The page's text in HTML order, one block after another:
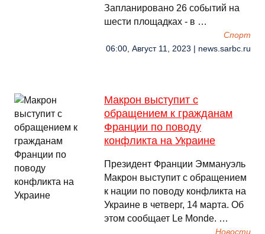
Запланировано 26 событий на
шести площадках - в …
Спорт
06:00, Август 11, 2023 | news.sarbc.ru
Макрон выступит с
обращением к гражданам
Франции по поводу
конфликта на Украине
Президент Франции Эммануэль
Макрон выступит с обращением
к нации по поводу конфликта на
Украине в четверг, 14 марта. Об
этом сообщает Le Monde. …
Новости